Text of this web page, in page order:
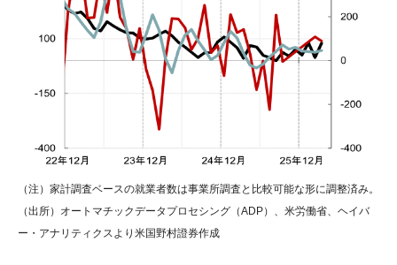
（注）家計調査ベースの就業者数は事業所調査と比較可能な形に調整済み。
（出所）オートマチックデータプロセシング（ADP）、米労働省、ヘイバ
ー・アナリティクスより米国野村證券作成